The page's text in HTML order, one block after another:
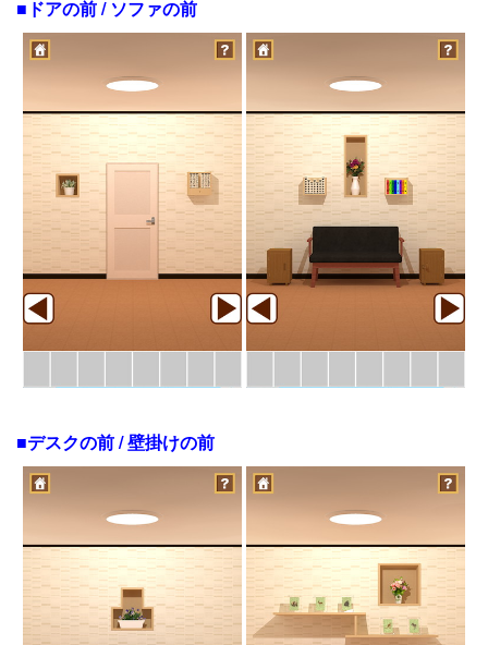
■ドアの前 / ソファの前
■デスクの前 / 壁掛けの前